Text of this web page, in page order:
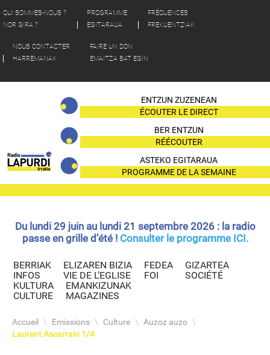
QUI SOMMES-NOUS ?
NOR GIRA ?
PROGRAMME
EGITARAUA
FRÉQUENCES
FREKUENTZIAK
NOUS CONTACTER
HARREMANAK
FAIRE UN DON
EMAITZA BAT EGIN
ENTZUN ZUZENEAN
ÉCOUTER LE DIRECT
BER ENTZUN
RÉÉCOUTER
ASTEKO EGITARAUA
PROGRAMME DE LA SEMAINE
Du lundi 29 juin au lundi 21 septembre 2026 : la radio
passe en grille d’été ! Consulter le programme ICI.
BERRIAK
INFOS
ELIZAREN BIZIA
VIE DE L’EGLISE
FEDEA
FOI
GIZARTEA
SOCIÉTÉ
KULTURA
CULTURE
EMANKIZUNAK
MAGAZINES
Accueil \ Emissions \ Culture \ Auzoz auzo \
Laurent Ascarrain 1/4